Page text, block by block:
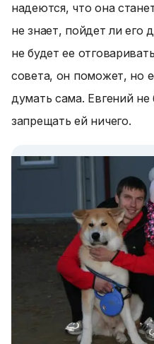
надеются, что она
не знает, пойдет ли его
не будет ее
совета, он поможет, но
думать сама. Евгений не
запрещать ей ничего.